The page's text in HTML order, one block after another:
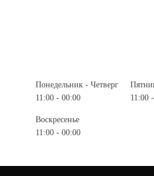
Понедельник - Четверг
11:00 - 00:00
11:00
Воскресенье
11:00 - 00:00